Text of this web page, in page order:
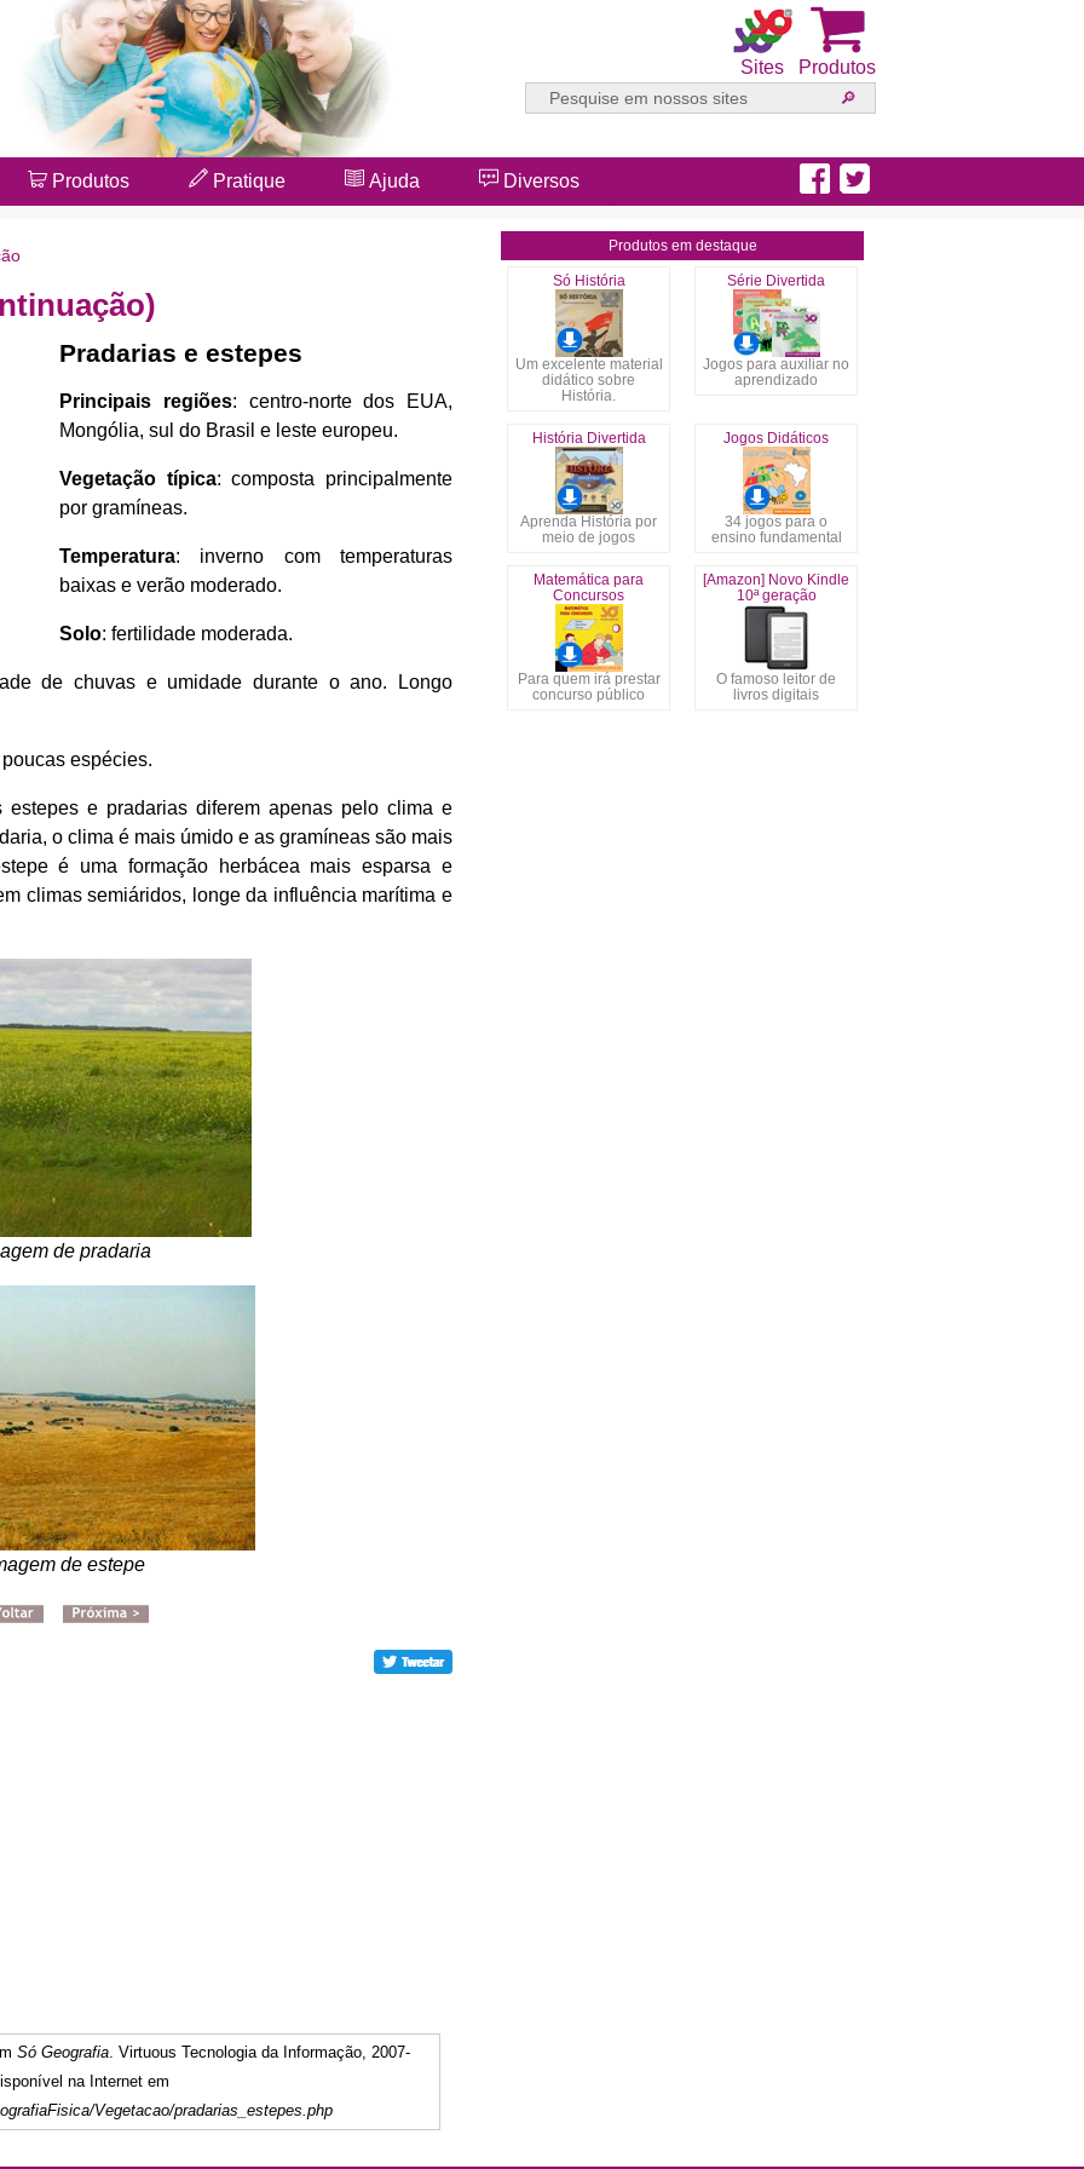
Produtos
Sites
Produtos Pratique Ajuda Diversos
Pradarias e estepes
Principais regiões: centro-norte dos EUA,
Mongólia, sul do Brasil e leste europeu.
Vegetação típica: composta principalmente
por gramíneas.
Temperatura: inverno com temperaturas
baixas e verão moderado.
Solo: fertilidade moderada.
de chuvas e umidade durante o ano. Longo
espécies.
estepes e pradarias diferem apenas pelo clima e
o clima é mais úmido e as gramíneas são mais
é uma formação herbácea mais esparsa e
climas semiáridos, longe da influência marítima e
de pradaria
de estepe
Só Geografia . Virtuous Tecnologia da Informação, 2007-
na Internet em
Vegetacao/pradarias_estepes.php
Produtos em destaque
Só História
Um excelente material
didático sobre
História.
Série Divertida
Jogos para auxiliar no
aprendizado
História Divertida
Aprenda História por
meio de jogos
Jogos Didáticos
34 jogos para o
ensino fundamental
Matemática para
Concursos
Para quem irá prestar
concurso público
[Amazon] Novo Kindle
10ª geração
O famoso leitor de
livros digitais